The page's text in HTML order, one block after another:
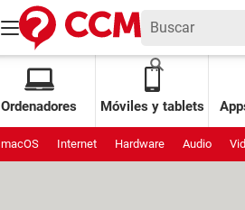
Ordenadores Móviles y tablets
macOS Internet Hardware Audio